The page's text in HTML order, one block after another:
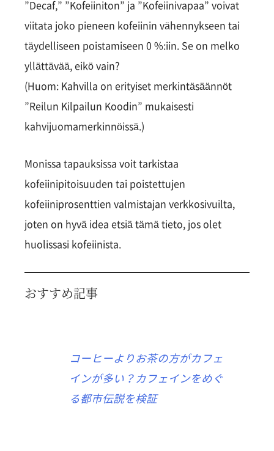
”Decaf,” ”Kofeiiniton” ja ”Kofeiinivapaa” voivat
viitata joko pieneen kofeiinin vähennykseen tai
täydelliseen poistamiseen 0 %:iin. Se on melko
yllättävää, eikö vain?
(Huom: Kahvilla on erityiset merkintäsäännöt
”Reilun Kilpailun Koodin” mukaisesti
kahvijuomamerkinnöissä.)
Monissa tapauksissa voit tarkistaa
kofeiinipitoisuuden tai poistettujen
kofeiiniprosenttien valmistajan verkkosivuilta,
joten on hyvä idea etsiä tämä tieto, jos olet
huolissasi kofeiinista.
おすすめ記事
コーヒーよりお茶の方がカフェ
インが多い？カフェインをめぐ
る都市伝説を検証